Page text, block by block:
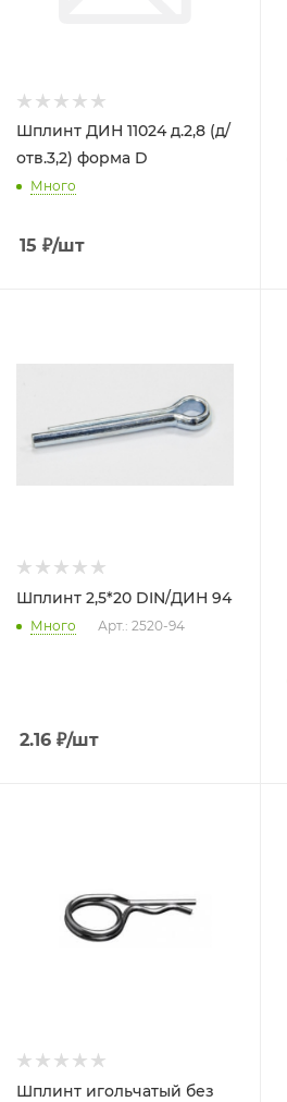
Шплинт ДИН 11024 д.2,8 (д/
отв.3,2) форма D
Много
15 ₽/шт
Шплинт 2,5*20 DIN/ДИН 94
Много Арт.: 2520-94
2.16 ₽/шт
Шплинт игольчатый без